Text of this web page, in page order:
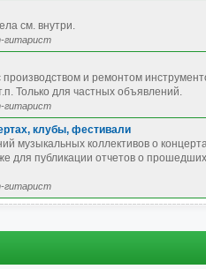
см. внутри.
гитарист
производством и ремонтом
Только для частных объявлений.
гитарист
клубы, фестивали
музыкальных коллективов о
для публикации отчетов о
гитарист